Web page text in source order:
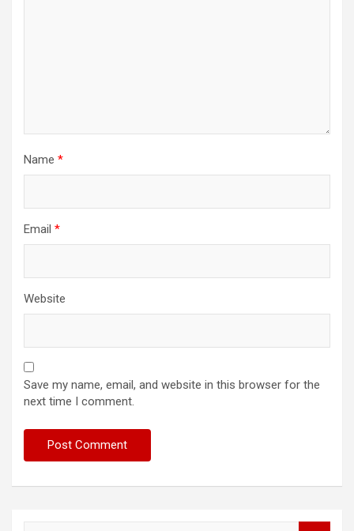
Name *
Email *
Website
Save my name, email, and website in this browser for the
next time I comment.